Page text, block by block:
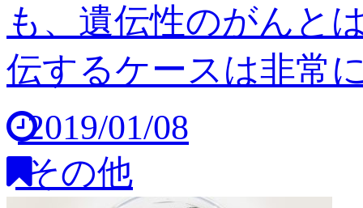
も、遺伝性のがんと
伝するケースは非常
2019/01/08
その他